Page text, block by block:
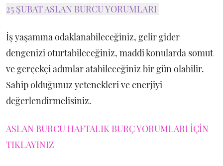
25 ŞUBAT ASLAN BURCU YORUMLARI
İş yaşamına odaklanabileceğiniz, gelir gider
dengenizi oturtabileceğiniz, maddi konularda somut
ve gerçekçi adımlar atabileceğiniz bir gün olabilir.
Sahip olduğunuz yetenekleri ve enerjiyi
değerlendirmelisiniz.
ASLAN BURCU HAFTALIK BURÇ YORUMLARI İÇİN
TIKLAYINIZ